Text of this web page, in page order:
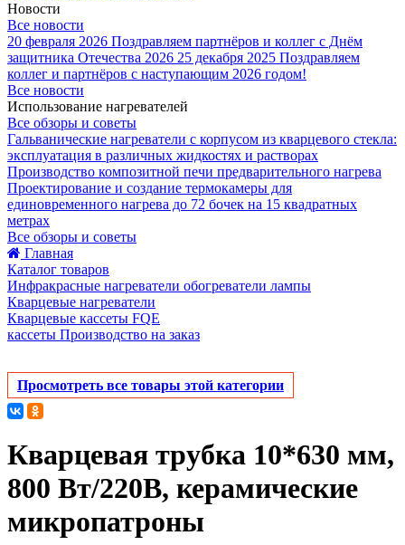
Новости
Все новости
20 февраля 2026 Поздравляем партнёров и коллег с Днём
защитника Отечества 2026 25 декабря 2025 Поздравляем
коллег и партнёров с наступающим 2026 годом!
Все новости
Использование нагревателей
Все обзоры и советы
Гальванические нагреватели с корпусом из кварцевого стекла:
эксплуатация в различных жидкостях и растворах
Производство композитной печи предварительного нагрева
Проектирование и создание термокамеры для
единовременного нагрева до 72 бочек на 15 квадратных
метрах
Все обзоры и советы
Главная
Каталог товаров
Инфракрасные нагреватели обогреватели лампы
Кварцевые нагреватели
Кварцевые кассеты FQE
кассеты Производство на заказ
Просмотреть все товары этой категории
Кварцевая трубка 10*630 мм,
800 Вт/220В, керамические
микропатроны